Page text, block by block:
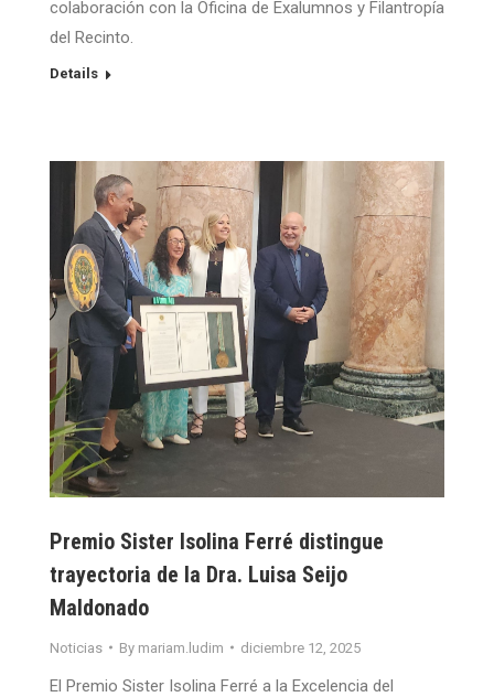
colaboración con la Oficina de Exalumnos y Filantropía
del Recinto.
Details
Premio Sister Isolina Ferré distingue
trayectoria de la Dra. Luisa Seijo
Maldonado
Noticias By mariam.ludim diciembre 12, 2025
El Premio Sister Isolina Ferré a la Excelencia del